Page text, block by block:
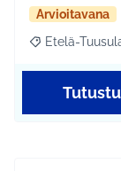
Arvioitavana
Rajaa tulokset
Etelä-
Tutustu